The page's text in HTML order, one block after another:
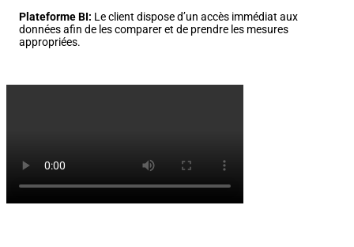
Plateforme BI: Le client dispose d’un accès immédiat aux
données afin de les comparer et de prendre les mesures
appropriées.